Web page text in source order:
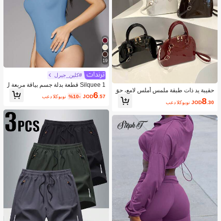
حقيبة يد ذات طبقة ملمس أملس لامع، حق
يبة كروس بسيطة للنساء للتنقل اليومي
JOD8.30 بعد الكوبون
19
#كلين_جيرل
Silquee 1 قطعة بدلة جسم بياقة مربعة ل
ون سادة
JOD6.57
%10- بعد الكوبون